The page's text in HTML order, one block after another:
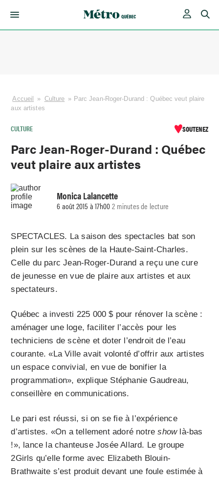
Accueil » Culture » Parc Jean-Roger-Durand : Québec veut plaire
aux artistes
CULTURE SOUTENEZ
Parc Jean-Roger-Durand : Québec
veut plaire aux artistes
Monica Lalancette
6 août 2015 à 17h002 minutes de lecture
SPECTACLES. La saison des spectacles bat son
plein sur les scènes de la Haute-Saint-Charles.
Celle du parc Jean-Roger-Durand a reçu une cure
de jeunesse en vue de plaire aux artistes et aux
spectateurs.
Québec a investi 225 000 $ pour rénover la scène :
aménager une loge, faciliter l’accès pour les
techniciens de scène et doter l’endroit de l’eau
courante. «La Ville avait volonté d’offrir aux artistes
un espace convivial, en vue de bonifier la
programmation», explique Stéphanie Gaudreau,
conseillère en communications.
Le pari est réussi, si on se fie à l’expérience
d’artistes. «On a tellement adoré notreshowlà-bas
!», lance la chanteuse Josée Allard. Le groupe
2Girls qu’elle forme avec Elizabeth Blouin-
Brathwaite s’est produit devant une foule estimée à